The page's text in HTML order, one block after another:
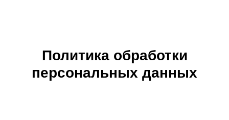
Политика обработки
персональных данных